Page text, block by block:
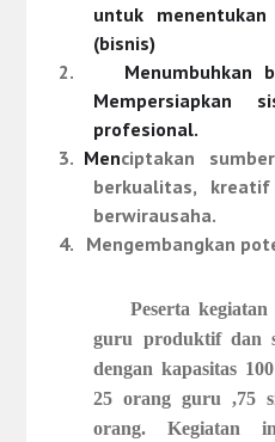
untuk
(bisnis)
2.
Menumbuhkan
Mempersiapkan
profesional.
3. Menciptakan sumber
berkualitas,
kreatif
berwirausaha.
4. Mengembangkan
Peserta
guru produktif dan
dengan kapasitas
25 orang guru ,75
orang. Kegiatan